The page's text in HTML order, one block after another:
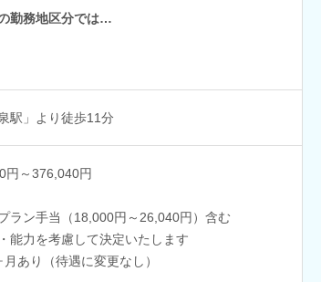
勤務地区分では…
駅」より徒歩11分
円～376,040円
ラン手当（18,000円～26,040円）含む
能力を考慮して決定いたします
あり（待遇に変更なし）